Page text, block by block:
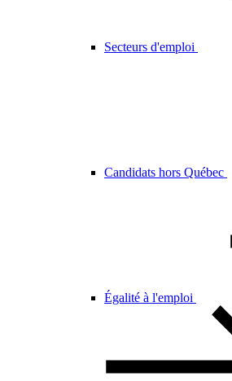
Secteurs d'emploi
Candidats hors Québec
Égalité à l'emploi